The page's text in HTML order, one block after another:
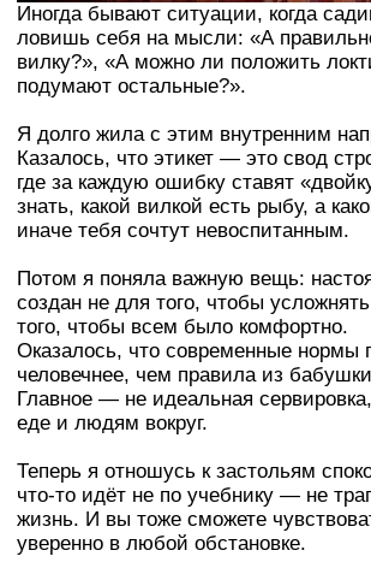
Иногда бывают ситуации, когда
ловишь себя на мысли: «А
вилку?», «А можно ли положить
подумают остальные?».
Я долго жила с этим внутренним
Казалось, что этикет — это свод
где за каждую ошибку ставят
знать, какой вилкой есть рыбу, а
иначе тебя сочтут невоспитанным.
Потом я поняла важную вещь:
создан не для того, чтобы
того, чтобы всем было комфортно.
Оказалось, что современные нормы
человечнее, чем правила из
Главное — не идеальная
еде и людям вокруг.
Теперь я отношусь к застольям
что-то идёт не по учебнику — не
жизнь. И вы тоже сможете
уверенно в любой обстановке.